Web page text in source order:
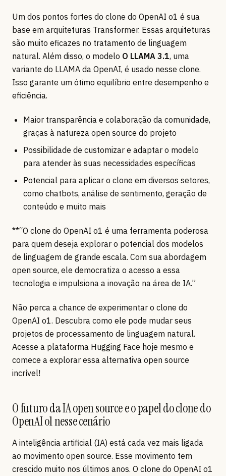
Um dos pontos fortes do clone do OpenAI o1 é sua
base em arquiteturas Transformer. Essas arquiteturas
são muito eficazes no tratamento de linguagem
natural. Além disso, o modelo O LLAMA 3.1, uma
variante do LLAMA da OpenAI, é usado nesse clone.
Isso garante um ótimo equilíbrio entre desempenho e
eficiência.
Maior transparência e colaboração da comunidade,
graças à natureza open source do projeto
Possibilidade de customizar e adaptar o modelo
para atender às suas necessidades específicas
Potencial para aplicar o clone em diversos setores,
como chatbots, análise de sentimento, geração de
conteúdo e muito mais
**“O clone do OpenAI o1 é uma ferramenta poderosa
para quem deseja explorar o potencial dos modelos
de linguagem de grande escala. Com sua abordagem
open source, ele democratiza o acesso a essa
tecnologia e impulsiona a inovação na área de IA.”
Não perca a chance de experimentar o clone do
OpenAI o1. Descubra como ele pode mudar seus
projetos de processamento de linguagem natural.
Acesse a plataforma Hugging Face hoje mesmo e
comece a explorar essa alternativa open source
incrível!
O futuro da IA open source e o papel do clone do
OpenAI o1 nesse cenário
A inteligência artificial (IA) está cada vez mais ligada
ao movimento open source. Esse movimento tem
crescido muito nos últimos anos. O clone do OpenAI o1